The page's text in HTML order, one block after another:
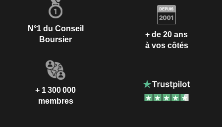
N°1 du Conseil
Boursier
+ de 20 ans
à vos côtés
+ 1 300 000
membres